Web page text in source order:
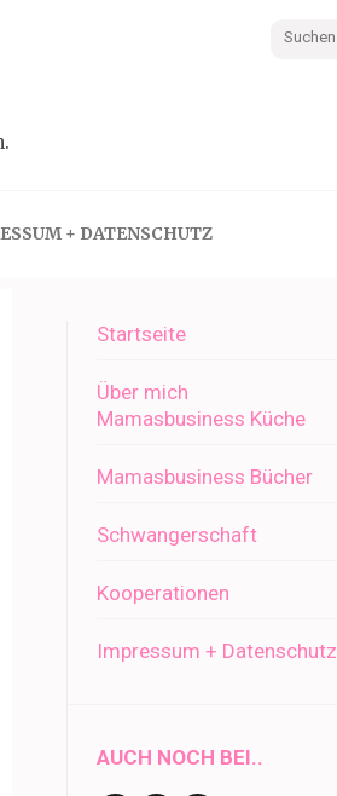
+ DATENSCHUTZ
Startseite
Über mich
Mamasbusiness Küche
Mamasbusiness Bücher
Schwangerschaft
Kooperationen
Impressum + Datenschutz
AUCH NOCH BEI..